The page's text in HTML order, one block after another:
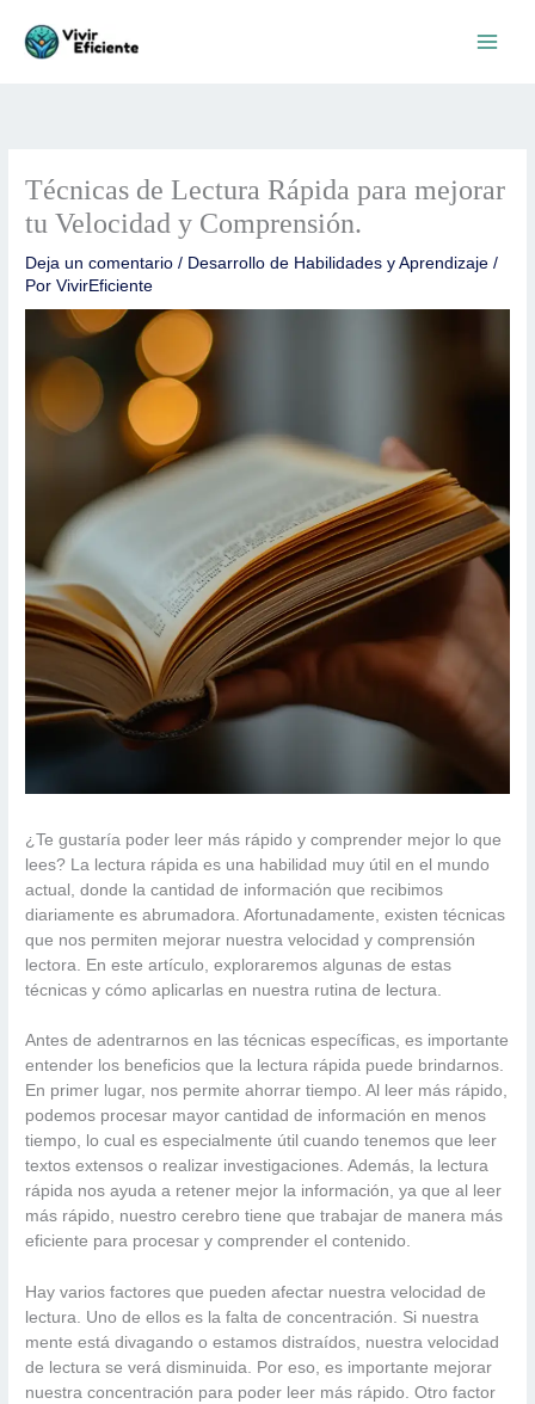
contenido
Técnicas de Lectura Rápida para mejorar
tu Velocidad y Comprensión.
Deja un comentario / Desarrollo de Habilidades y Aprendizaje /
PorVivirEficiente
¿Te gustaría poder leer más rápido y comprender mejor lo que
lees? La lectura rápida es una habilidad muy útil en el mundo
actual, donde la cantidad de información que recibimos
diariamente es abrumadora. Afortunadamente, existen técnicas
que nos permiten mejorar nuestra velocidad y comprensión
lectora. En este artículo, exploraremos algunas de estas
técnicas y cómo aplicarlas en nuestra rutina de lectura.
Antes de adentrarnos en las técnicas específicas, es importante
entender los beneficios que la lectura rápida puede brindarnos.
En primer lugar, nos permite ahorrar tiempo. Al leer más rápido,
podemos procesar mayor cantidad de información en menos
tiempo, lo cual es especialmente útil cuando tenemos que leer
textos extensos o realizar investigaciones. Además, la lectura
rápida nos ayuda a retener mejor la información, ya que al leer
más rápido, nuestro cerebro tiene que trabajar de manera más
eficiente para procesar y comprender el contenido.
Hay varios factores que pueden afectar nuestra velocidad de
lectura. Uno de ellos es la falta de concentración. Si nuestra
mente está divagando o estamos distraídos, nuestra velocidad
de lectura se verá disminuida. Por eso, es importante mejorar
nuestra concentración para poder leer más rápido. Otro factor